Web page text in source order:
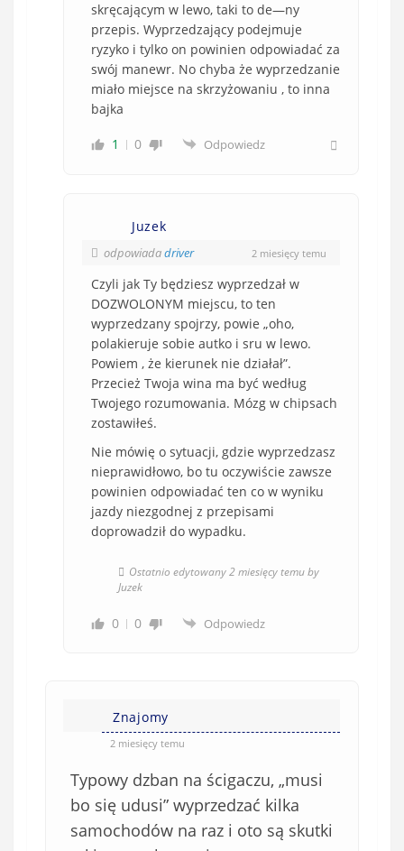
skręcającym w lewo, taki to de—ny
przepis. Wyprzedzający podejmuje
ryzyko i tylko on powinien odpowiadać za
swój manewr. No chyba że wyprzedzanie
miało miejsce na skrzyżowaniu , to inna
bajka
1 0 Odpowiedz
Juzek
odpowiadadriver 2 miesięcy temu
Czyli jak Ty będziesz wyprzedzał w
DOZWOLONYM miejscu, to ten
wyprzedzany spojrzy, powie „oho,
polakieruje sobie autko i sru w lewo.
Powiem , że kierunek nie działał”.
Przecież Twoja wina ma być według
Twojego rozumowania. Mózg w chipsach
zostawiłeś.
Nie mówię o sytuacji, gdzie wyprzedzasz
nieprawidłowo, bo tu oczywiście zawsze
powinien odpowiadać ten co w wyniku
jazdy niezgodnej z przepisami
doprowadził do wypadku.
Ostatnio edytowany 2 miesięcy temu by
Juzek
0 0 Odpowiedz
Znajomy
2 miesięcy temu
Typowy dzban na ścigaczu, „musi
bo się udusi” wyprzedzać kilka
samochodów na raz i oto są skutki